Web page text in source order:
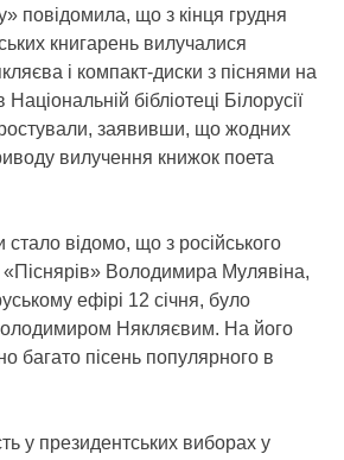
повідомила, що з кінця грудня
книгарень вилучалися
і компакт-диски з піснями на
бібліотеці Білорусії
заявивши, що жодних
вилучення книжок поета
відомо, що з російського
Володимира Мулявіна,
ефірі 12 січня, було
Някляєвим. На його
багато пісень популярного в
у президентських виборах у